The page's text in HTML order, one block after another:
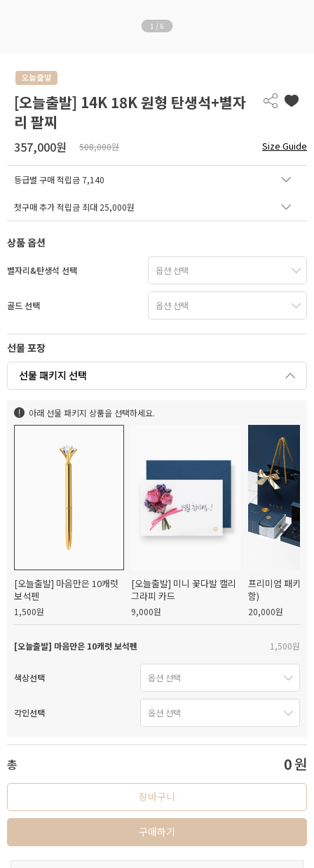
1 /6
[오늘출발] 14K 18K 원형 탄생석+별자
리 팔찌
357,000원 508,000원 Size Guide
등급별 구매 적립금 7,140
첫구매 추가 적립금 최대 25,000원
상품 옵션
별자리&탄생석 선택
골드 선택
선물 포장
선물 패키지 선택
아래 선물 패키지 상품을 선택하세요.
[오늘출발] 마음만은 10캐럿
보석펜
1,500원
[오늘출발] 미니 꽃다발 캘리
그라피 카드
9,000원
프리미엄 패키지
함)
20,000원
[오늘출발] 마음만은 10캐럿 보석펜 1,500원
색상선택
각인선택
총 0원
장바구니
구매하기